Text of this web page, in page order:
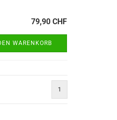
79,90 CHF
WARENKORB
1